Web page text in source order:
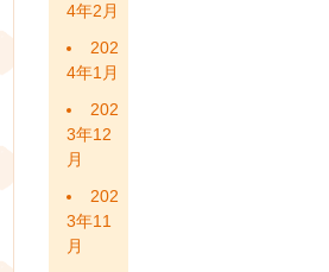
4年2月
202
4年1月
202
3年12
月
202
3年11
月